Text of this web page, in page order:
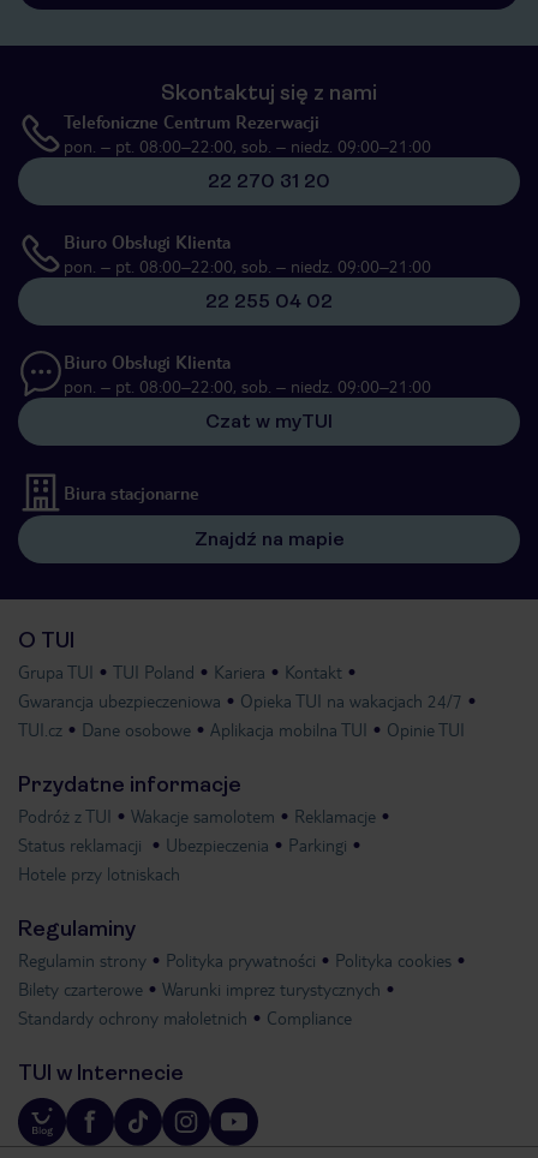
Skontaktuj się z nami
Telefoniczne Centrum Rezerwacji
pon. – pt. 08:00–22:00, sob. – niedz. 09:00–21:00
22 270 31 20
Biuro Obsługi Klienta
pon. – pt. 08:00–22:00, sob. – niedz. 09:00–21:00
22 255 04 02
Biuro Obsługi Klienta
pon. – pt. 08:00–22:00, sob. – niedz. 09:00–21:00
Czat w myTUI
Biura stacjonarne
Znajdź na mapie
O TUI
Grupa TUI TUI Poland Kariera
Kontakt
Gwarancja ubezpieczeniowa
Opieka TUI na wakacjach 24/7
TUI.cz
Dane osobowe Aplikacja mobilna TUI Opinie TUI
Przydatne informacje
Podróż z TUI Wakacje samolotem
Reklamacje
Status reklamacji
Ubezpieczenia
Parkingi
Hotele przy lotniskach
Regulaminy
Regulamin strony Polityka prywatności
Polityka cookies
Bilety czarterowe
Warunki imprez turystycznych
Standardy ochrony małoletnich
Compliance
TUI w Internecie